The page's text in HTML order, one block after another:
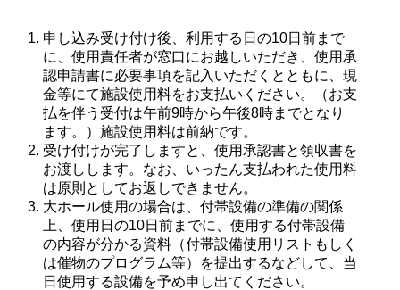
申し込み受け付け後、利用する日の10日前まで
に、使用責任者が窓口にお越しいただき、使用承
認申請書に必要事項を記入いただくとともに、現
金等にて施設使用料をお支払いください。（お支
払を伴う受付は午前9時から午後8時までとなり
ます。）施設使用料は前納です。
受け付けが完了しますと、使用承認書と領収書を
お渡しします。なお、いったん支払われた使用料
は原則としてお返しできません。
大ホール使用の場合は、付帯設備の準備の関係
上、使用日の10日前までに、使用する付帯設備
の内容が分かる資料（付帯設備使用リストもしく
は催物のプログラム等）を提出するなどして、当
日使用する設備を予め申し出てください。